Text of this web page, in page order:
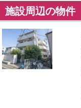
施設周辺の物件